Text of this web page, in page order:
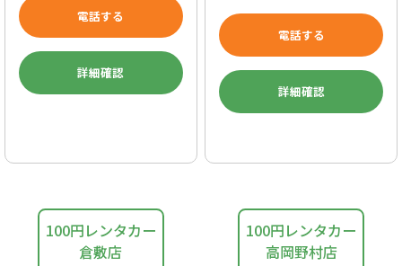
電話する
詳細確認
電話する
詳細確認
100円レンタカー
倉敷店
100円レンタカー
高岡野村店